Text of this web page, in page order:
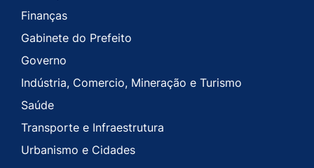
Finanças
Gabinete do Prefeito
Governo
Indústria, Comercio, Mineração e Turismo
Saúde
Transporte e Infraestrutura
Urbanismo e Cidades